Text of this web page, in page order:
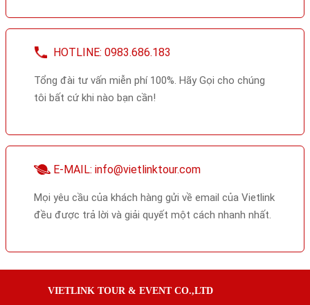
HOTLINE: 0983.686.183
Tổng đài tư vấn miễn phí 100%. Hãy Gọi cho chúng
tôi bất cứ khi nào bạn cần!
E-MAIL: info@vietlinktour.com
Mọi yêu cầu của khách hàng gửi về email của Vietlink
đều được trả lời và giải quyết một cách nhanh nhất.
VIETLINK TOUR & EVENT CO.,LTD